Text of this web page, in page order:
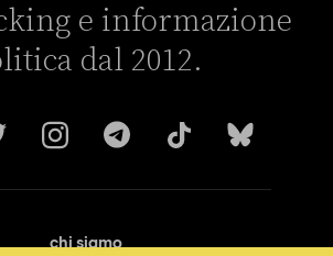
e informazione
dal 2012.
chi siamo